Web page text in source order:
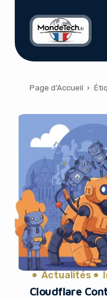
Page d’Accueil ›
Actualités
Cloudflare